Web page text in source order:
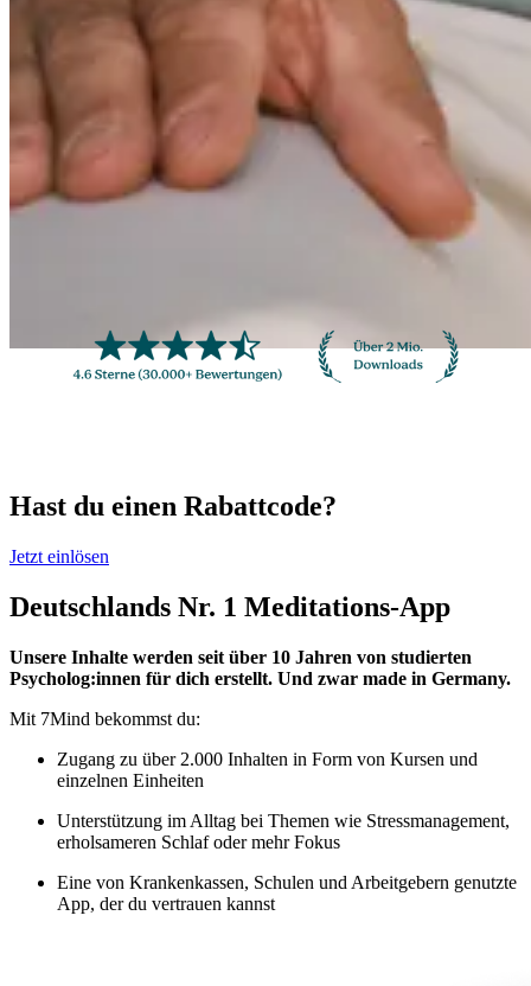
Hast du einen Rabattcode?
Jetzt einlösen
Deutschlands Nr. 1 Meditations-App
Unsere Inhalte werden seit über 10 Jahren von studierten
Psycholog:innen für dich erstellt. Und zwar made in Germany.
Mit 7Mind bekommst du:
Zugang zu über 2.000 Inhalten in Form von Kursen und
einzelnen Einheiten
Unterstützung im Alltag bei Themen wie Stressmanagement,
erholsameren Schlaf oder mehr Fokus
Eine von Krankenkassen, Schulen und Arbeitgebern genutzte
App, der du vertrauen kannst